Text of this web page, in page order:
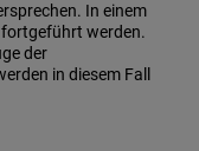
In einem
werden.
der
in diesem Fall